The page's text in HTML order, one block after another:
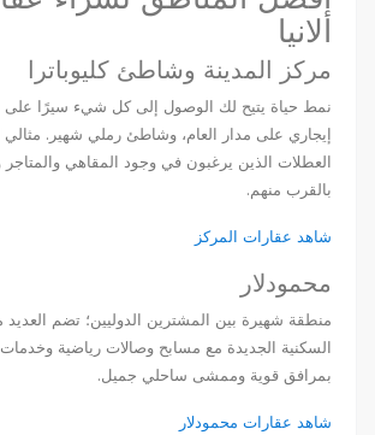
ألانيا
مركز المدينة وشاطئ كليوباترا
نمط حياة يتيح لك الوصول إلى كل شيء سيرًا على
إيجاري على مدار العام، وشاطئ رملي شهير.
العطلات الذين يرغبون في وجود المقاهي والمتاجر
بالقرب منهم.
شاهد عقارات المركز
محمودلار
منطقة شهيرة بين المشترين الدوليين؛ تضم
السكنية الجديدة مع مسابح وصالات رياضية وخدمات
بمرافق قوية وممشى ساحلي جميل.
شاهد عقارات محمودلار